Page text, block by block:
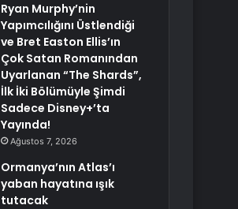
Ryan Murphy’nin
Yapımcılığını Üstlendiği
ve Bret Easton Ellis’ın
Çok Satan Romanından
Uyarlanan “The Shards”,
İlk İki Bölümüyle Şimdi
Sadece Disney+’ta
Yayında!
Ağustos 7, 2026
Ormanya’nın Atlas’ı
yaban hayatına ışık
tutacak